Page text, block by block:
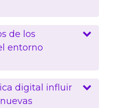
de los
entorno
digital influir